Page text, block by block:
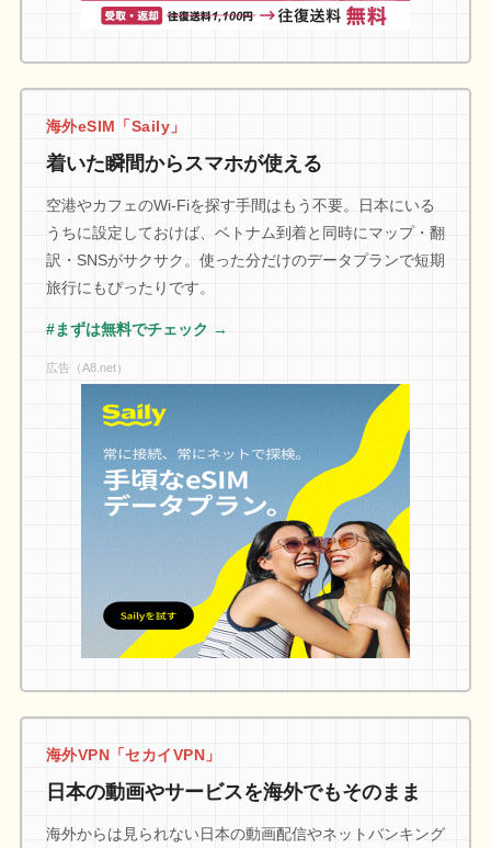
海外eSIM「Saily」
着いた瞬間からスマホが使える
空港やカフェのWi-Fiを探す手間はもう不要。日本にいる
うちに設定しておけば、ベトナム到着と同時にマップ・翻
訳・SNSがサクサク。使った分だけのデータプランで短期
旅行にもぴったりです。
#まずは無料でチェック →
広告（A8.net）
海外VPN「セカイVPN」
日本の動画やサービスを海外でもそのまま
海外からは見られない日本の動画配信やネットバンキング